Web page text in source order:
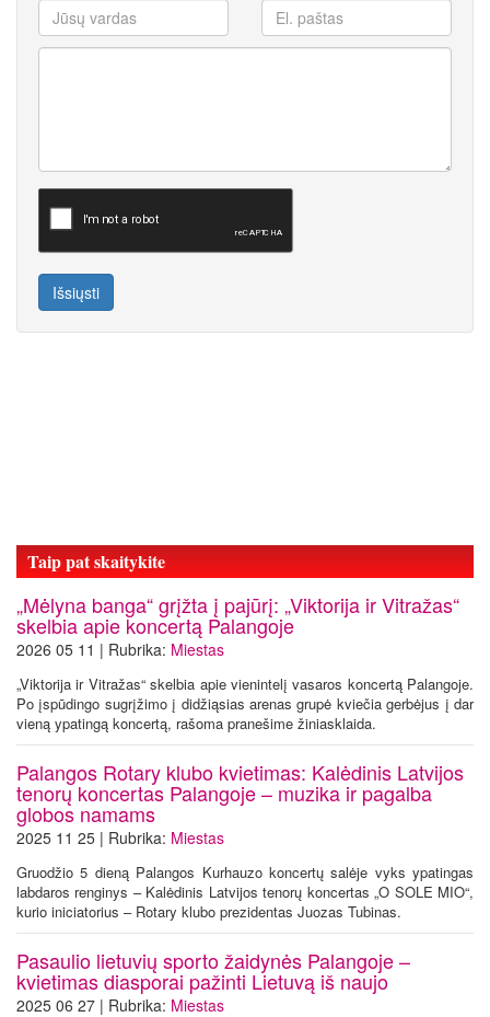
Išsiųsti
Taip pat skaitykite
„Mėlyna banga“ grįžta į pajūrį: „Viktorija ir Vitražas“
skelbia apie koncertą Palangoje
2026 05 11 | Rubrika: Miestas
„Viktorija ir Vitražas“ skelbia apie vienintelį vasaros koncertą Palangoje.
Po įspūdingo sugrįžimo į didžiąsias arenas grupė kviečia gerbėjus į dar
vieną ypatingą koncertą, rašoma pranešime žiniasklaida.
Palangos Rotary klubo kvietimas: Kalėdinis Latvijos
tenorų koncertas Palangoje – muzika ir pagalba
globos namams
2025 11 25 | Rubrika: Miestas
Gruodžio 5 dieną Palangos Kurhauzo koncertų salėje vyks ypatingas
labdaros renginys – Kalėdinis Latvijos tenorų koncertas „O SOLE MIO“,
kurio iniciatorius – Rotary klubo prezidentas Juozas Tubinas.
Pasaulio lietuvių sporto žaidynės Palangoje –
kvietimas diasporai pažinti Lietuvą iš naujo
2025 06 27 | Rubrika: Miestas